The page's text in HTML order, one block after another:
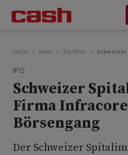
Home News Top News
IPO
Schweizer
Firma
Börsengang
Der Schweizer